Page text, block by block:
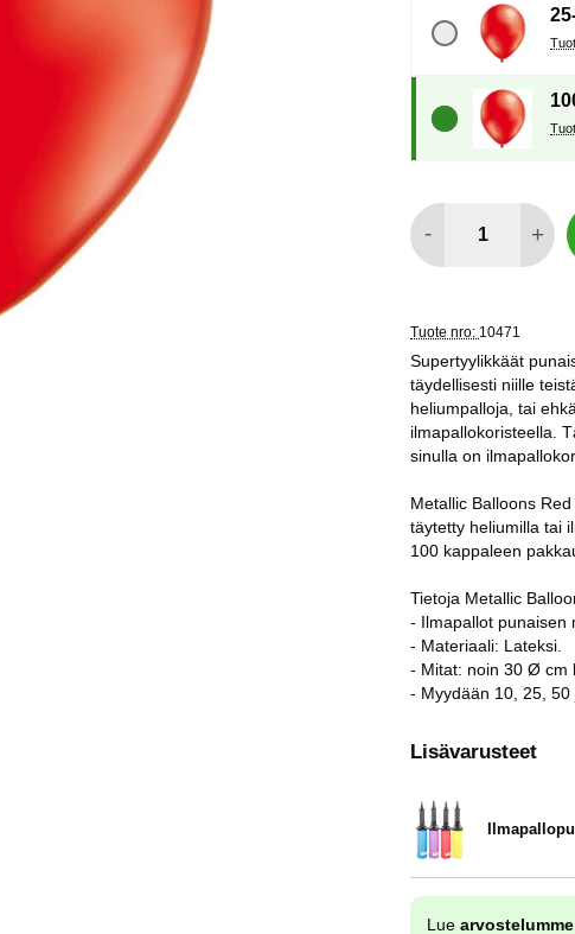
- +
Tuote nro: 10471
Supertyylikkäät
täydellisesti niille
heliumpalloja, tai
ilmapallokoristeella.
sinulla on
Metallic Balloons
täytetty heliumilla tai
100 kappaleen
Tietoja Metallic
- Ilmapallot punaisen
- Materiaali: Lateksi.
- Mitat: noin 30 Ø cm
- Myydään 10, 25, 50
Lisävarusteet
Tuote.nro 9838
Lue arvostelumme